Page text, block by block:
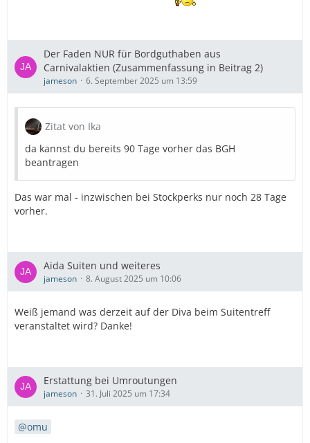
Der Faden NUR für Bordguthaben aus
Carnivalaktien (Zusammenfassung in Beitrag 2)
jameson 6. September 2025 um 13:59
Zitat von Ika
da kannst du bereits 90 Tage vorher das BGH
beantragen
Das war mal - inzwischen bei Stockperks nur noch 28 Tage
vorher.
Aida Suiten und weiteres
jameson 8. August 2025 um 10:06
Weiß jemand was derzeit auf der Diva beim Suitentreff
veranstaltet wird? Danke!
Erstattung bei Umroutungen
jameson 31. Juli 2025 um 17:34
omu